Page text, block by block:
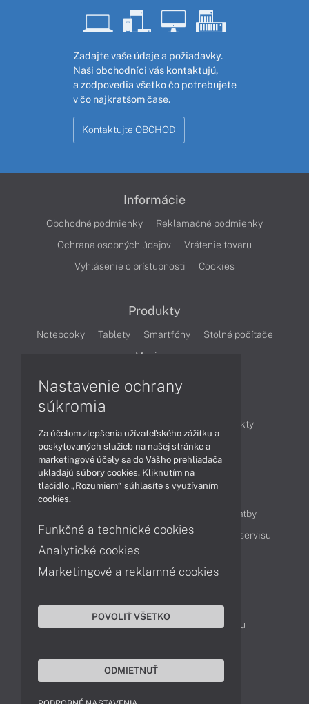
Zadajte vaše údaje a požiadavky.
Naši obchodníci vás kontaktujú,
a zodpovedia všetko čo potrebujete
v čo najkratšom čase.
Kontaktujte OBCHOD
Informácie
Obchodné podmienky
Reklamačné podmienky
Ochrana osobných údajov
Vrátenie tovaru
Vyhlásenie o prístupnosti
Cookies
Produkty
Notebooky Tablety Smartfóny
Stolné počítače
Monitory
Produkty
Technológie
Videá
Obsah
Možnosti doručenia a platby
Podpora a servis
Servisné služby Cenník servisu
Kontakty
043 4224 771
Obchodné oddelenie
Reklamácia tovaru
Nastavenie ochrany
súkromia
Za účelom zlepšenia užívateľského zážitku a
poskytovaných služieb na našej stránke a
marketingové účely sa do Vášho prehliadača
ukladajú súbory cookies. Kliknutím na
tlačidlo „Rozumiem“ súhlasíte s využívaním
cookies.
Funkčné a technické cookies
Analytické cookies
Marketingové a reklamné cookies
POVOLIŤ VŠETKO
ODMIETNUŤ